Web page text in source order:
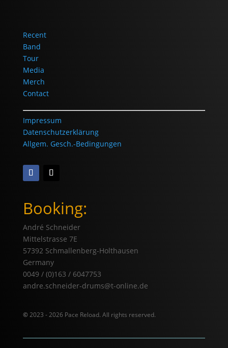
Recent
Band
Tour
Media
Merch
Contact
Impressum
Datenschutzerklärung
Allgem. Gesch.-Bedingungen
Booking:
André Schneider
Mittelstrasse 7E
57392 Schmallenberg-Holthausen
Germany
0049 / (0)163 / 6047753
andre.schneider-drums@t-online.de
©2023 - 2026 Pace Reload. All rights reserved.